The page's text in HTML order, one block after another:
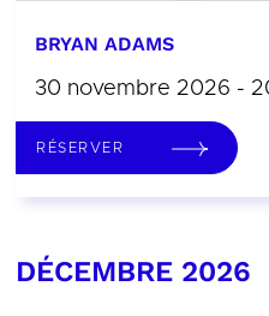
BRYAN ADAMS
30 novembre 2026 -
RÉSERVER
DÉCEMBRE 2026